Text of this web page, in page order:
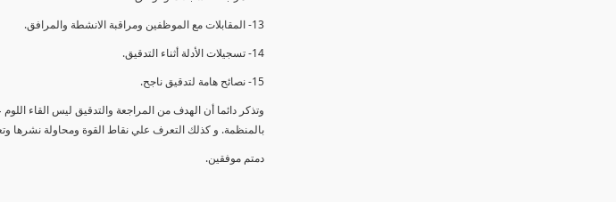
13- المقابلات مع الموظفين ومراقبة الانشطة والمرافق.
14- تسجيلات الأدلة أثناء التدقيق.
15- نصائح هامة لتدقيق ناجح.
وتذكر دائما أن الهدف من المراجعة والتدقيق ليس القاء
بالمنظمة. و كذلك التعرف علي نقاط القوة ومحاولة نشرها
دمتم موفقين.